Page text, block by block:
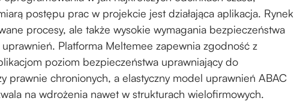
postępu prac w projekcie jest działająca aplikacja. Rynek
procesy, ale także wysokie wymagania bezpieczeństwa
Platforma Meltemee zapewnia zgodność z
poziom bezpieczeństwa uprawniający do
prawnie chronionych, a elastyczny model uprawnień ABAC
na wdrożenia nawet w strukturach wielofirmowych.